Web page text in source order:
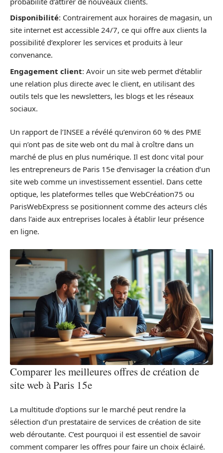
Disponibilité: Contrairement aux horaires de magasin, un
site internet est accessible 24/7, ce qui offre aux clients la
possibilité d’explorer les services et produits à leur
convenance.
Engagement client: Avoir un site web permet d’établir
une relation plus directe avec le client, en utilisant des
outils tels que les newsletters, les blogs et les réseaux
sociaux.
Un rapport de l’INSEE a révélé qu’environ 60 % des PME
qui n’ont pas de site web ont du mal à croître dans un
marché de plus en plus numérique. Il est donc vital pour
les entrepreneurs de Paris 15e d’envisager la création d’un
site web comme un investissement essentiel. Dans cette
optique, les plateformes telles que WebCréation75 ou
ParisWebExpress se positionnent comme des acteurs clés
dans l’aide aux entreprises locales à établir leur présence
en ligne.
Comparer les meilleures offres de création de
site web à Paris 15e
La multitude d’options sur le marché peut rendre la
sélection d’un prestataire de services de création de site
web déroutante. C’est pourquoi il est essentiel de savoir
comment comparer les offres pour faire un choix éclairé.